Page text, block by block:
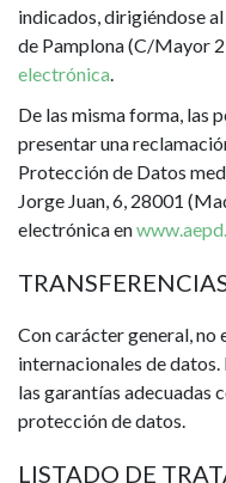
indicados, dirigiéndose
de Pamplona (C/Mayor
electrónica.
De las misma forma, las
presentar una
Protección de Datos
Jorge Juan, 6, 28001
electrónica en
Con carácter general, no
internacionales de
las garantías adecuadas
protección de datos.
LISTADO DE